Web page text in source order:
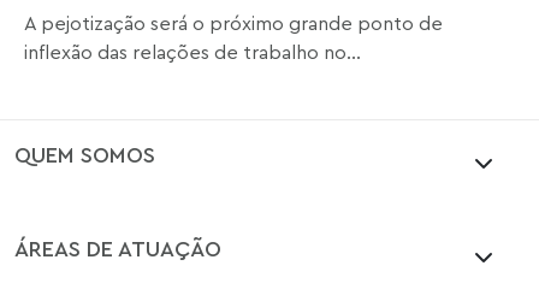
A pejotização será o próximo grande ponto de
inflexão das relações de trabalho no...
QUEM SOMOS
ÁREAS DE ATUAÇÃO